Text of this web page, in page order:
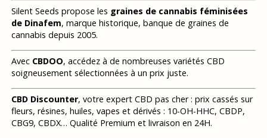
Silent Seeds propose les graines de cannabis féminisées
de Dinafem, marque historique, banque de graines de
cannabis depuis 2005.
Avec CBDOO, accédez à de nombreuses variétés CBD
soigneusement sélectionnées à un prix juste.
CBD Discounter, votre expert CBD pas cher : prix cassés sur
fleurs, résines, huiles, vapes et dérivés : 10-OH-HHC, CBDP,
CBG9, CBDX… Qualité Premium et livraison en 24H.